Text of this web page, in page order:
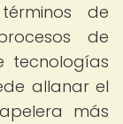
de
de
tecnologías
allanar el
más